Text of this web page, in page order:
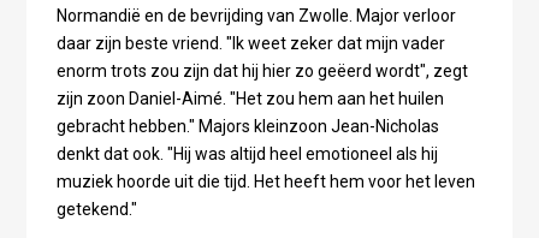
Normandië en de bevrijding van Zwolle. Major verloor
daar zijn beste vriend. "Ik weet zeker dat mijn vader
enorm trots zou zijn dat hij hier zo geëerd wordt", zegt
zijn zoon Daniel-Aimé. "Het zou hem aan het huilen
gebracht hebben." Majors kleinzoon Jean-Nicholas
denkt dat ook. "Hij was altijd heel emotioneel als hij
muziek hoorde uit die tijd. Het heeft hem voor het leven
getekend."